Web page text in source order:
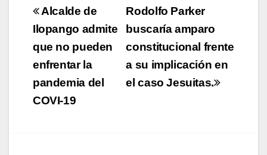
Navegación
de
entradas
Rodolfo Parker
buscaría amparo
constitucional frente
a su implicación en
el caso Jesuitas.
Alcalde de
Ilopango admite
que no pueden
enfrentar la
pandemia del
COVI-19